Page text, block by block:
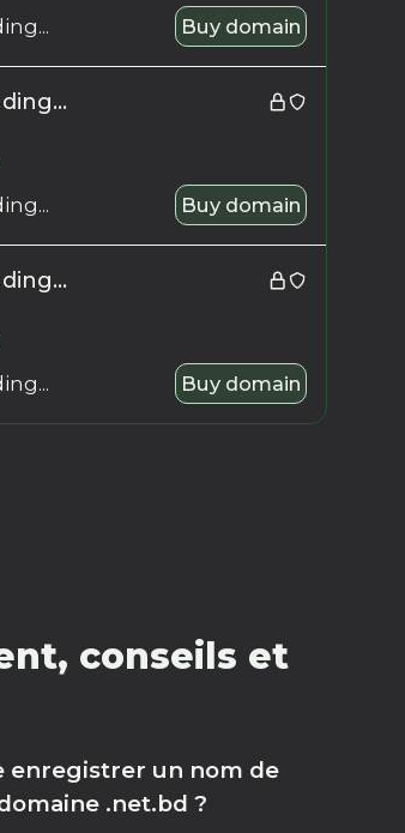
Buy domain
Buy domain
Buy domain
conseils et
enregistrer un nom de
.net.bd ?